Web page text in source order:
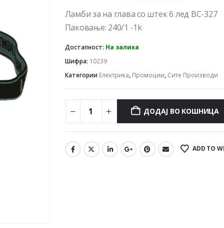
was:
195.00 ден.
is:
Ламби за на глава со штек 6 лед BC-327
Паковање: 240/1 -1k
Достапност: На залиха
Шифра: 10239
Категории Електрика, Промоции, Сите Производи
ДОДАЈ ВО КОШНИЦА
ADD TO